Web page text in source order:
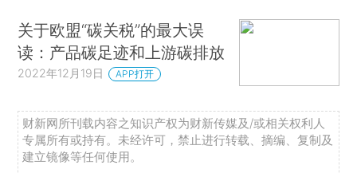
关于欧盟“碳关税”的最大误
读：产品碳足迹和上游碳排放
2022年12月19日 APP打开
财新网所刊载内容之知识产权为财新传媒及/或相关权利人
专属所有或持有。未经许可，禁止进行转载、摘编、复制及
建立镜像等任何使用。